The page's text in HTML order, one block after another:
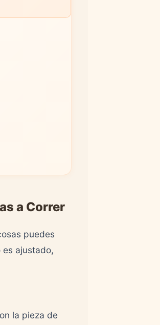
a Correr
puedes
ajustado,
la pieza de